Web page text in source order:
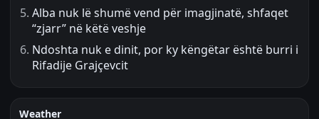
Alba nuk lë shumë vend për imagjinatë, shfaqet
“zjarr” në këtë veshje
Ndoshta nuk e dinit, por ky këngëtar është burri i
Rifadije Grajçevcit
Weather